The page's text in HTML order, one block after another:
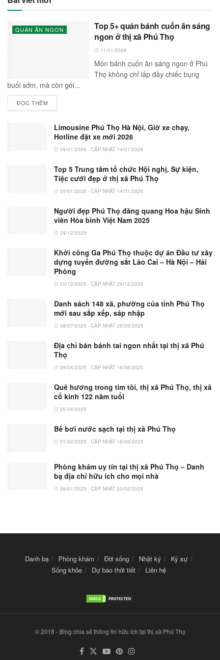
QUÁN ĂN NGON
Top 5+ quán bánh cuốn ăn sáng
ngon ở thị xã Phú Thọ
11/01/2026
Món bánh cuốn ăn sáng ngon ở Phú
Thọ không chỉ lấp đầy chiếc bụng
buổi sớm, mà còn gói...
ĐỌC THÊM
Limousine Phú Thọ Hà Nội, Giờ xe chạy,
Hotline đặt xe mới 2026
09/01/2026 - CẬP NHẬT 14/01/2026
Top 5 Trung tâm tổ chức Hội nghị, Sự kiện,
Tiệc cưới đẹp ở thị xã Phú Thọ
05/01/2026 - CẬP NHẬT 14/01/2026
Người đẹp Phú Thọ đăng quang Hoa hậu Sinh
viên Hòa bình Việt Nam 2025
29/12/2025
Khởi công Ga Phú Thọ thuộc dự án Đầu tư xây
dựng tuyến đường sắt Lào Cai – Hà Nội – Hải
Phòng
20/12/2025 - CẬP NHẬT 29/12/2025
Danh sách 148 xã, phường của tỉnh Phú Thọ
mới sau sắp xếp, sáp nhập
08/07/2025 - CẬP NHẬT 25/09/2025
Địa chỉ bán bánh tai ngon nhất tại thị xã Phú
Thọ
29/04/2025 - CẬP NHẬT 16/06/2025
Quê hương trong tim tôi, thị xã Phú Thọ, thị xã
cổ kính 122 năm tuổi
25/04/2025
Bể bơi nước sạch tại thị xã Phú Thọ
01/02/2025 - CẬP NHẬT 16/06/2025
Phòng khám uy tín tại thị xã Phú Thọ – Danh
bạ địa chỉ hữu ích cho mọi nhà
06/01/2025 - CẬP NHẬT 20/02/2025
Danh bạ Phòng khám Đời sống Nhật ký
Ký sự
Sống khỏe
Dự báo thời tiết Liên hệ
© 2018 - Blog chia sẻ thông tin hữu ích tại thị xã Phú Thọ